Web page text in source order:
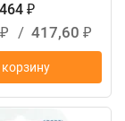
464 ₽
₽ / 417,60 ₽